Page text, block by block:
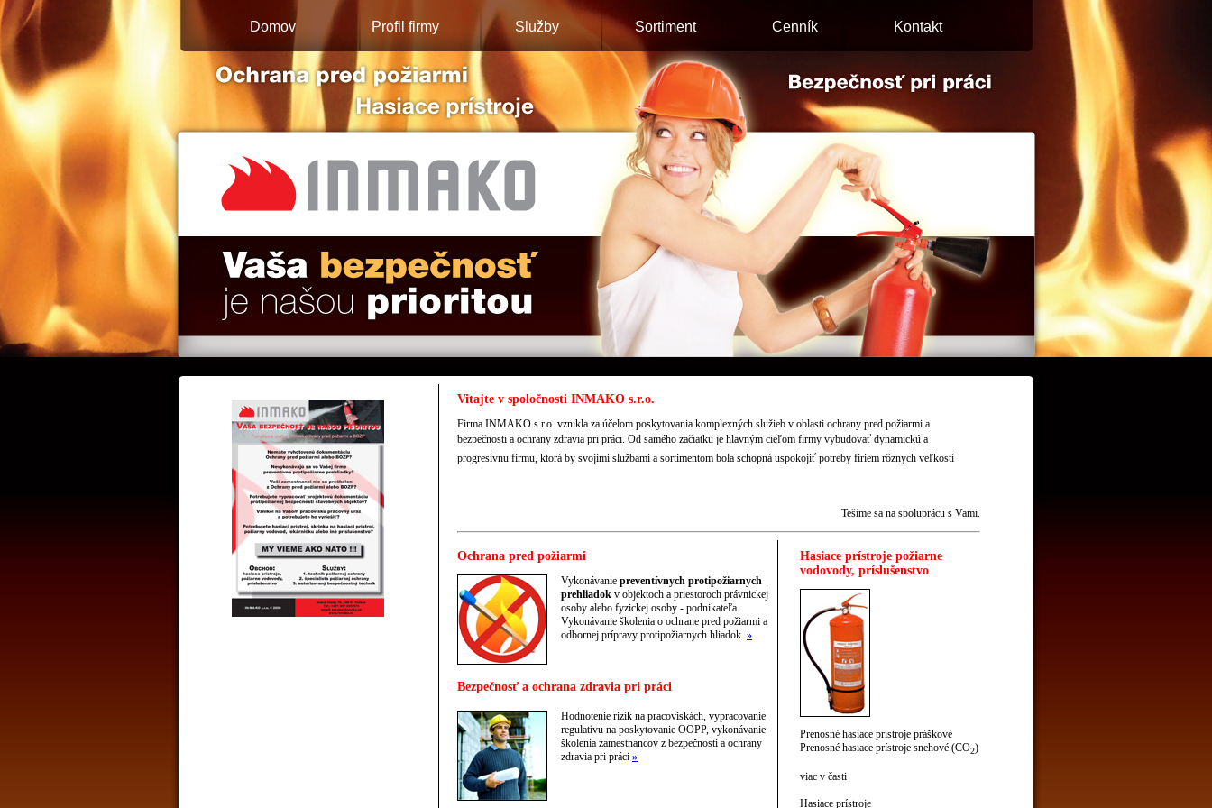
Domov Profil firmy Služby Sortiment Cenník Kontakt
Vitajte v spoločnosti INMAKO s.r.o.
Firma INMAKO s.r.o. vznikla za účelom poskytovania komplexných služieb v oblasti ochrany pred požiarmi a
bezpečnosti a ochrany zdravia pri práci. Od samého začiatku je hlavným cieľom firmy vybudovať dynamickú a
progresívnu firmu, ktorá by svojimi službami a sortimentom bola schopná uspokojiť potreby firiem rôznych veľkostí
Tešíme sa na spoluprácu s Vami.
Ochrana pred požiarmi
Vykonávanie preventívnych protipožiarnych
prehliadok v objektoch a priestoroch právnickej
osoby alebo fyzickej osoby - podnikateľa
Vykonávanie školenia o ochrane pred požiarmi a
odbornej prípravy protipožiarnych hliadok. »
Bezpečnosť a ochrana zdravia pri práci
Hodnotenie rizík na pracoviskách, vypracovanie
regulatívu na poskytovanie OOPP, vykonávanie
školenia zamestnancov z bezpečnosti a ochrany
zdravia pri práci »
Hasiace prístroje požiarne
vodovody, príslušenstvo
Prenosné hasiace prístroje práškové
Prenosné hasiace prístroje snehové (CO2)
viac v časti
Hasiace prístroje